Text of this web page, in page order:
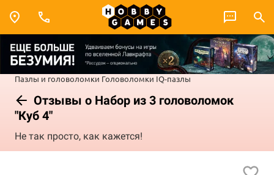
Пазлы и головоломки Головоломки IQ-пазлы
Отзывы о Набор из 3 головоломок
"Куб 4"
Не так просто, как кажется!